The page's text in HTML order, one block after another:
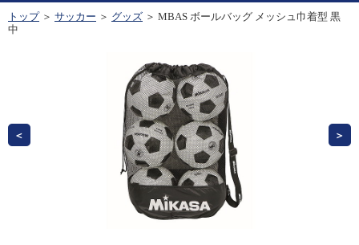
トップ ＞ サッカー ＞ グッズ ＞ MBAS ボールバッグ メッシュ巾着型 黒
中